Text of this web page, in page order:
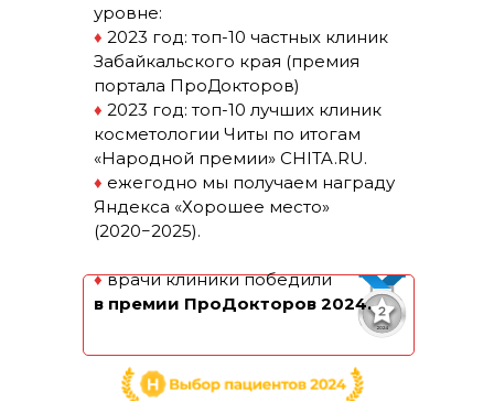
уровне:
♦ 2023 год: топ-10 частных клиник
Забайкальского края (премия
портала ПроДокторов)
♦ 2023 год: топ-10 лучших клиник
косметологии Читы по итогам
«Народной премии» CHITA.RU.
♦ ежегодно мы получаем награду
Яндекса «Хорошее место»
(2020−2025).
♦врачи клиники победили
в премии ПроДокторов 2024.